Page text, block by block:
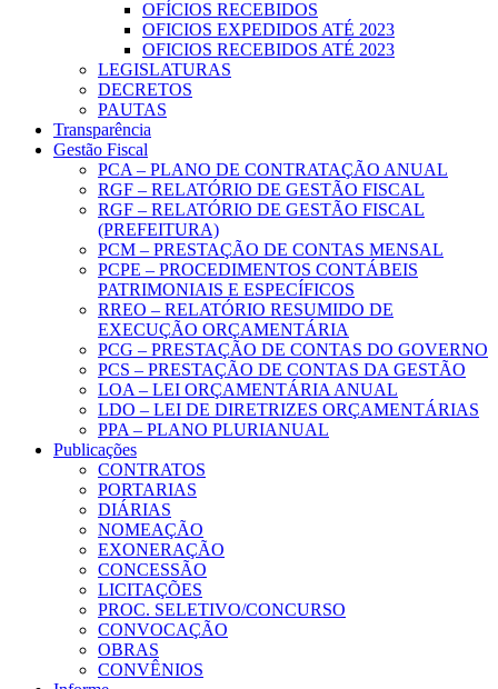
OFÍCIOS RECEBIDOS
OFICIOS EXPEDIDOS ATÉ 2023
OFICIOS RECEBIDOS ATÉ 2023
LEGISLATURAS
DECRETOS
PAUTAS
Transparência
Gestão Fiscal
PCA – PLANO DE CONTRATAÇÃO ANUAL
RGF – RELATÓRIO DE GESTÃO FISCAL
RGF – RELATÓRIO DE GESTÃO FISCAL
(PREFEITURA)
PCM – PRESTAÇÃO DE CONTAS MENSAL
PCPE – PROCEDIMENTOS CONTÁBEIS
PATRIMONIAIS E ESPECÍFICOS
RREO – RELATÓRIO RESUMIDO DE
EXECUÇÃO ORÇAMENTÁRIA
PCG – PRESTAÇÃO DE CONTAS DO GOVERNO
PCS – PRESTAÇÃO DE CONTAS DA GESTÃO
LOA – LEI ORÇAMENTÁRIA ANUAL
LDO – LEI DE DIRETRIZES ORÇAMENTÁRIAS
PPA – PLANO PLURIANUAL
Publicações
CONTRATOS
PORTARIAS
DIÁRIAS
NOMEAÇÃO
EXONERAÇÃO
CONCESSÃO
LICITAÇÕES
PROC. SELETIVO/CONCURSO
CONVOCAÇÃO
OBRAS
CONVÊNIOS